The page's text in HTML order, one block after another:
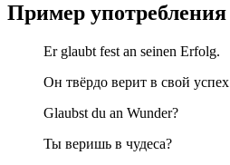
Пример употребления
Er glaubt fest an seinen Erfolg.
Он твёрдо верит в свой
Glaubst du an Wunder?
Ты веришь в чудеса?